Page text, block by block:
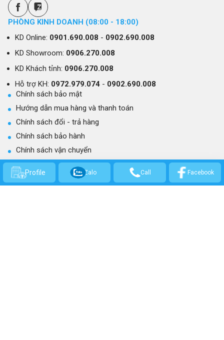
PHÒNG KINH DOANH (08:00 - 18:00)
KD Online: 0901.690.008 - 0902.690.008
KD Showroom: 0906.270.008
KD Khách tỉnh: 0906.270.008
Hỗ trợ KH: 0972.979.074- 0902.690.008
Chính sách bảo mật
Hướng dẫn mua hàng và thanh toán
Chính sách đổi - trả hàng
Chính sách bảo hành
Chính sách vận chuyển
Quy trình làm việc
Profile Zalo Call Facebook